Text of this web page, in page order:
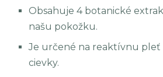
Obsahuje 4 botanické
našu pokožku.
Je určené na reaktívnu pleť
cievky.